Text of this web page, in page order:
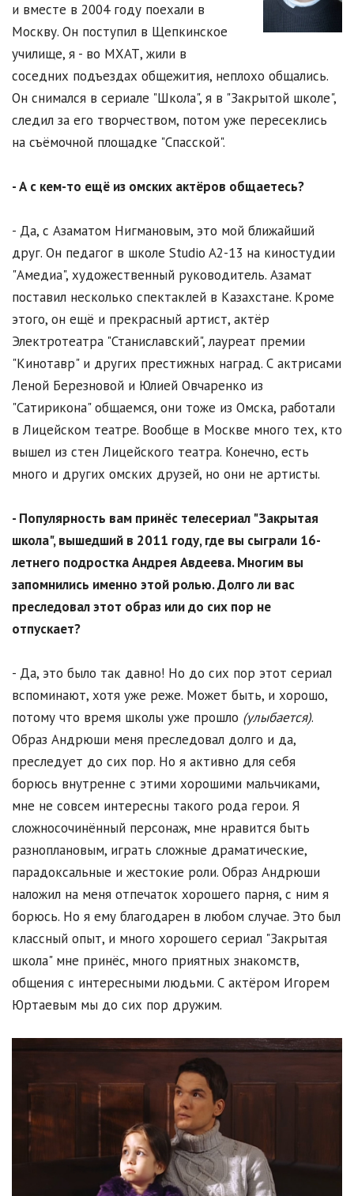
и вместе в 2004 году поехали в
Москву. Он поступил в Щепкинское
училище, я - во МХАТ, жили в
соседних подъездах общежития, неплохо общались.
Он снимался в сериале "Школа", я в "Закрытой школе",
следил за его творчеством, потом уже пересеклись
на съёмочной площадке "Спасской".
- А с кем-то ещё из омских актёров общаетесь?
- Да, с Азаматом Нигмановым, это мой ближайший
друг. Он педагог в школе Studio A2-13 на киностудии
"Амедиа", художественный руководитель. Азамат
поставил несколько спектаклей в Казахстане. Кроме
этого, он ещё и прекрасный артист, актёр
Электротеатра "Станиславский", лауреат премии
"Кинотавр" и других престижных наград. С актрисами
Леной Березновой и Юлией Овчаренко из
"Сатирикона" общаемся, они тоже из Омска, работали
в Лицейском театре. Вообще в Москве много тех, кто
вышел из стен Лицейского театра. Конечно, есть
много и других омских друзей, но они не артисты.
- Популярность вам принёс телесериал "Закрытая
школа", вышедший в 2011 году, где вы сыграли 16-
летнего подростка Андрея Авдеева. Многим вы
запомнились именно этой ролью. Долго ли вас
преследовал этот образ или до сих пор не
отпускает?
- Да, это было так давно! Но до сих пор этот сериал
вспоминают, хотя уже реже. Может быть, и хорошо,
потому что время школы уже прошло (улыбается).
Образ Андрюши меня преследовал долго и да,
преследует до сих пор. Но я активно для себя
борюсь внутренне с этими хорошими мальчиками,
мне не совсем интересны такого рода герои. Я
сложносочинённый персонаж, мне нравится быть
разноплановым, играть сложные драматические,
парадоксальные и жестокие роли. Образ Андрюши
наложил на меня отпечаток хорошего парня, с ним я
борюсь. Но я ему благодарен в любом случае. Это был
классный опыт, и много хорошего сериал "Закрытая
школа" мне принёс, много приятных знакомств,
общения с интересными людьми. С актёром Игорем
Юртаевым мы до сих пор дружим.